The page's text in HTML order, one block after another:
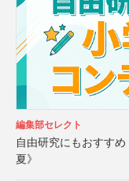
編集部セレクト
自由研究にもおすす
夏》